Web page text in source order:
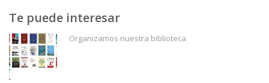
Te puede interesar
Organizamos nuestra biblioteca